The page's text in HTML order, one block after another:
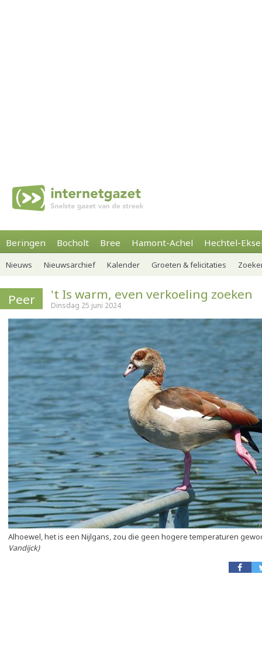
Beringen Bocholt Bree Hamont-Achel Hechtel-
Nieuws Nieuwsarchief Kalender Groeten & felicitaties
Peer 't Is warm, even verkoeling zoeken
Dinsdag 25 juni 2024
Alhoewel, het is een Nijlgans, zou die geen hogere temperaturen
Vandijck)